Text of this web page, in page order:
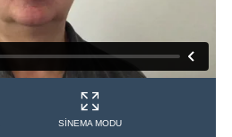
SİNEMA MODU